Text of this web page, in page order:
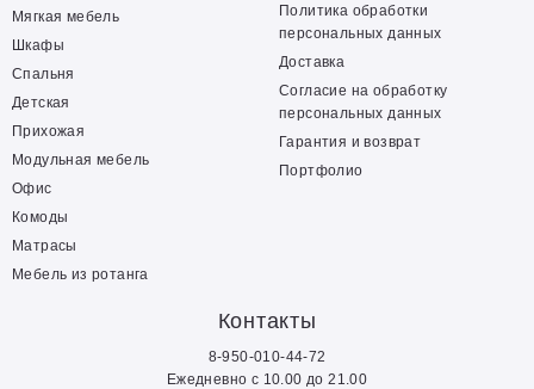
Мягкая мебель
Шкафы
Спальня
Детская
Прихожая
Модульная мебель
Офис
Комоды
Матрасы
Мебель из ротанга
Политика обработки
персональных данных
Доставка
Согласие на обработку
персональных данных
Гарантия и возврат
Портфолио
Контакты
8-950-010-44-72
Ежедневно с 10.00 до 21.00